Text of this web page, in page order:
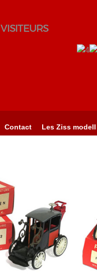
VISITEURS
Contact Les Ziss modell